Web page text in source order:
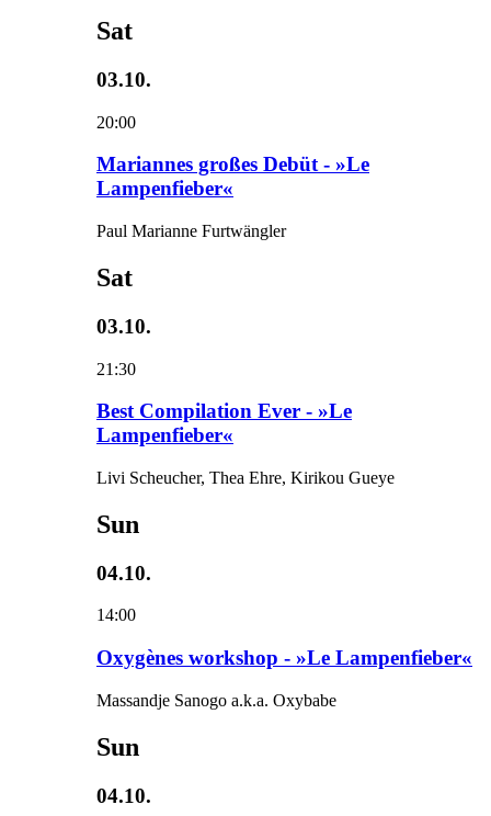
Sat
03.10.
20:00
Mariannes großes Debüt - »Le
Lampenfieber«
Paul Marianne Furtwängler
Sat
03.10.
21:30
Best Compilation Ever - »Le
Lampenfieber«
Livi Scheucher, Thea Ehre, Kirikou Gueye
Sun
04.10.
14:00
Oxygènes workshop - »Le Lampenfieber«
Massandje Sanogo a.k.a. Oxybabe
Sun
04.10.